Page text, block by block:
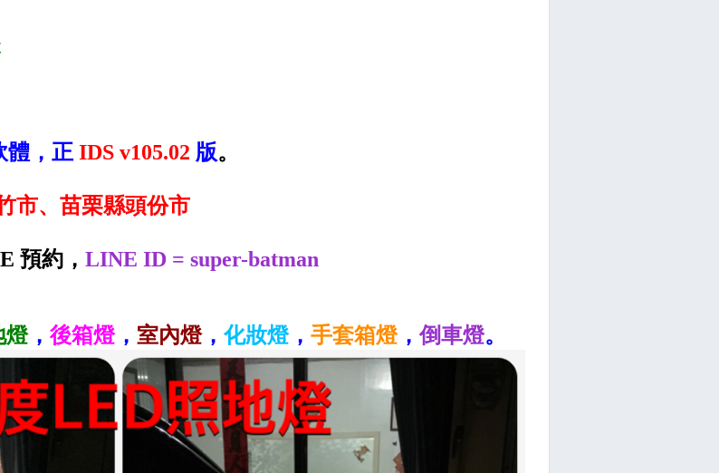
體，正 IDS v105.02 版。
市、苗栗縣頭份市
預約， LINE ID = super-batman
燈， 後箱燈， 室內燈， 化妝燈， 手套箱燈，倒車燈。